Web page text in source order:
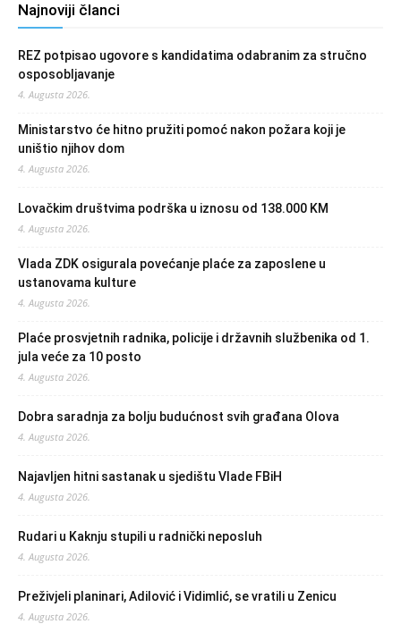
Najnoviji članci
REZ potpisao ugovore s kandidatima odabranim za stručno
osposobljavanje
4. Augusta 2026.
Ministarstvo će hitno pružiti pomoć nakon požara koji je
uništio njihov dom
4. Augusta 2026.
Lovačkim društvima podrška u iznosu od 138.000 KM
4. Augusta 2026.
Vlada ZDK osigurala povećanje plaće za zaposlene u
ustanovama kulture
4. Augusta 2026.
Plaće prosvjetnih radnika, policije i državnih službenika od 1.
jula veće za 10 posto
4. Augusta 2026.
Dobra saradnja za bolju budućnost svih građana Olova
4. Augusta 2026.
Najavljen hitni sastanak u sjedištu Vlade FBiH
4. Augusta 2026.
Rudari u Kaknju stupili u radnički neposluh
4. Augusta 2026.
Preživjeli planinari, Adilović i Vidimlić, se vratili u Zenicu
4. Augusta 2026.